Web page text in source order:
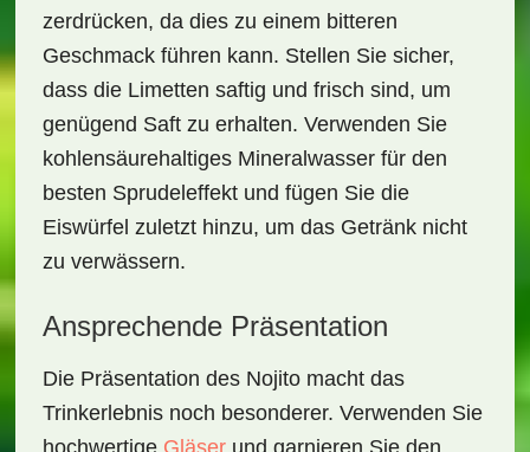
zerdrücken, da dies zu einem bitteren
Geschmack führen kann. Stellen Sie sicher,
dass die Limetten saftig und frisch sind, um
genügend Saft zu erhalten. Verwenden Sie
kohlensäurehaltiges Mineralwasserfür den
besten Sprudeleffekt und fügen Sie die
Eiswürfel zuletzt hinzu, um das Getränk nicht
zu verwässern.
Ansprechende Präsentation
Die Präsentation des Nojito macht das
Trinkerlebnis noch besonderer. Verwenden Sie
hochwertige Gläserund garnieren Sie den